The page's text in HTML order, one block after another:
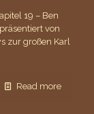
19 – Ben
von
zur großen Karl
Read more